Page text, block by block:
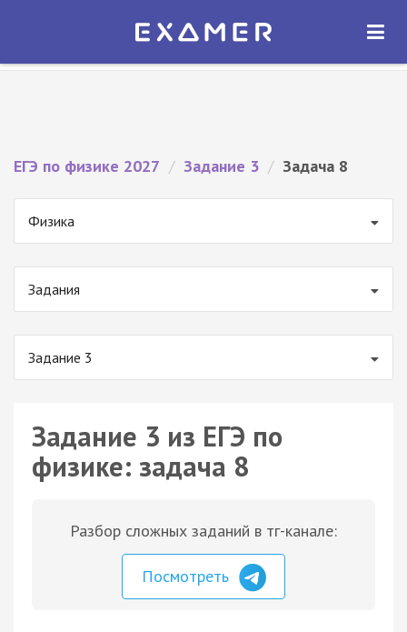
Экзамер — ЕГЭ 2027
ОТКРЫТЬ
ЕГЭ по физике 2027 / Задание 3 / Задача 8
Физика
Задания
Задание 3
Задание 3 из ЕГЭ по
физике: задача 8
Разбор сложных заданий в тг-канале:
Посмотреть